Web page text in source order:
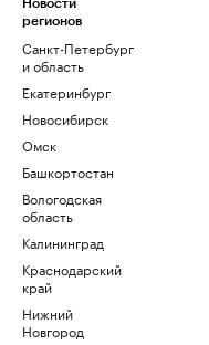
Новости
регионов
Санкт-Петербург
и область
Екатеринбург
Новосибирск
Омск
Башкортостан
Вологодская
область
Калининград
Краснодарский
край
Нижний
Новгород